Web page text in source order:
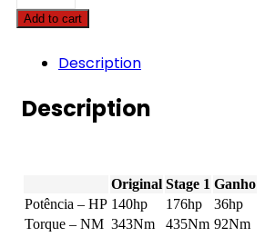
Voyager
-
CRD
Add to cart
Description
Description
Original Stage 1 Ganho
Potência – HP 140hp 176hp
36hp
Torque – NM 343Nm 435Nm 92Nm